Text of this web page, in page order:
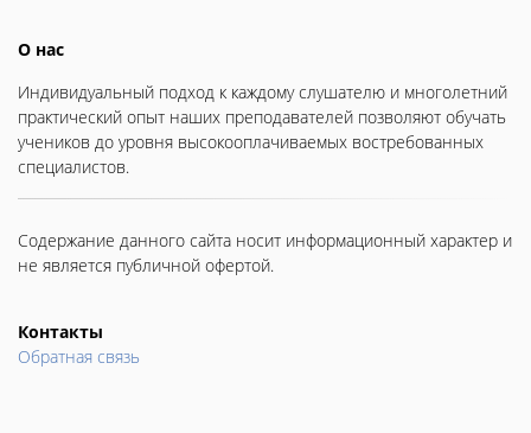
О нас
Индивидуальный подход к каждому слушателю и многолетний
практический опыт наших преподавателей позволяют обучать
учеников до уровня высокооплачиваемых востребованных
специалистов.
Содержание данного сайта носит информационный характер и
не является публичной офертой.
Контакты
Обратная связь